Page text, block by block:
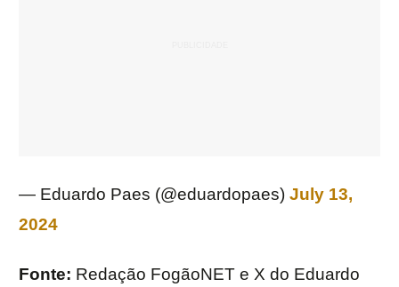
— Eduardo Paes (@eduardopaes) July 13,
2024
Fonte: Redação FogãoNET e X do Eduardo